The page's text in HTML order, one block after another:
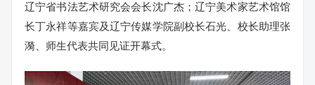
辽宁省书法艺术研究会会长沈广杰；辽宁美术家艺术馆馆
长丁永祥等嘉宾及辽宁传媒学院副校长石光、校长助理张
漪、师生代表共同见证开幕式。